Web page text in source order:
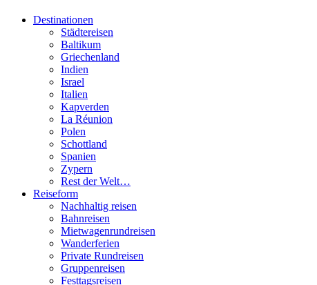
Destinationen
Städtereisen
Baltikum
Griechenland
Indien
Israel
Italien
Kapverden
La Réunion
Polen
Schottland
Spanien
Zypern
Rest der Welt…
Reiseform
Nachhaltig reisen
Bahnreisen
Mietwagenrundreisen
Wanderferien
Private Rundreisen
Gruppenreisen
Festtagsreisen